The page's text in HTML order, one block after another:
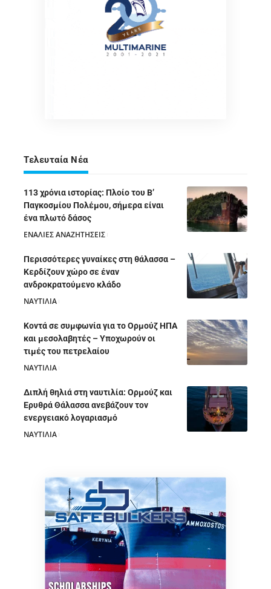
Τελευταία Νέα
113 χρόνια ιστορίας: Πλοίο του Β’
Παγκοσμίου Πολέμου, σήμερα είναι
ένα πλωτό δάσος
ΕΝΑΛΙΕΣ ΑΝΑΖΗΤΗΣΕΙΣ
Περισσότερες γυναίκες στη θάλασσα –
Κερδίζουν χώρο σε έναν
ανδροκρατούμενο κλάδο
ΝΑΥΤΙΛΙΑ
Κοντά σε συμφωνία για το Ορμούζ ΗΠΑ
και μεσολαβητές – Υποχωρούν οι
τιμές του πετρελαίου
ΝΑΥΤΙΛΙΑ
Διπλή θηλιά στη ναυτιλία: Ορμούζ και
Ερυθρά Θάλασσα ανεβάζουν τον
ενεργειακό λογαριασμό
ΝΑΥΤΙΛΙΑ